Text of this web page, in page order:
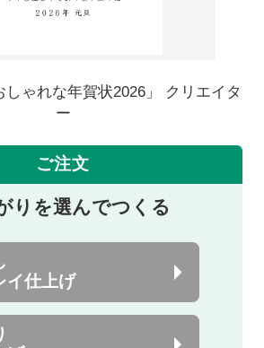
しゃれな年賀状2026」 クリエイタ
ー
ご注文
りを選んでつくる
イ仕上げ